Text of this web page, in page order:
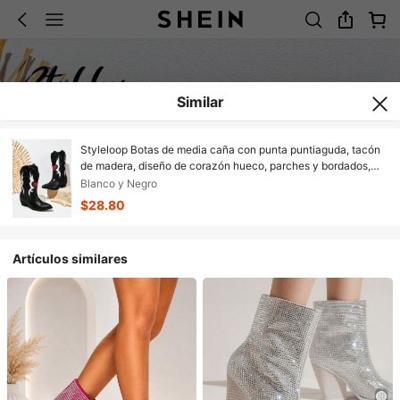
Similar
Styleloop Botas de media caña con punta puntiaguda, tacón
de madera, diseño de corazón hueco, parches y bordados,
adecuadas para festivales de música, Halloween, Navidad y
fiestas
Blanco y Negro
$28.80
Artículos similares